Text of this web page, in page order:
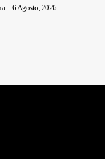
- 6 Agosto, 2026